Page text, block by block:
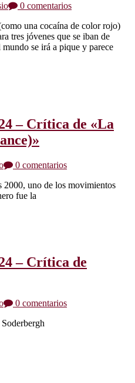
0 comentarios
una cocaína de color rojo)
tres jóvenes que se iban de
se irá a pique y parece
– Crítica de «La
0 comentarios
2000, uno de los movimientos
fue la
– Crítica de
0 comentarios